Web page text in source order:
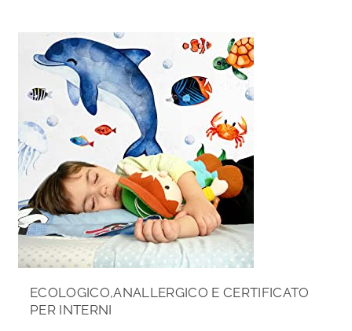
ECOLOGICO,ANALLERGICO E CERTIFICATO
PER INTERNI